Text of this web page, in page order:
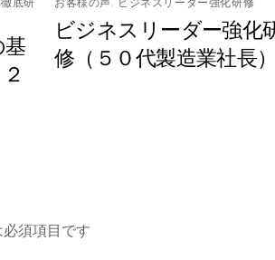
基
ビジネスリーダー強化
修（５０代製造業社長
須項目です